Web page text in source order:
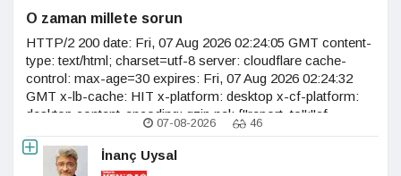
O zaman millete sorun
HTTP/2 200 date: Fri, 07 Aug 2026 02:24:05 GMT content-
type: text/html; charset=utf-8 server: cloudflare cache-
control: max-age=30 expires: Fri, 07 Aug 2026 02:24:32
GMT x-lb-cache: HIT x-platform: desktop x-cf-platform:
desktop content-encoding: gzip nel: {"report_to":"cf-
nel","success_fraction":0.0,"max_age":604800} vary:
accept-encoding age: 2 last-modified:
07-08-2026 46
İnanç Uysal